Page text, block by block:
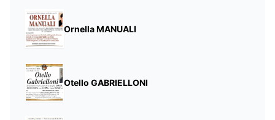
Ornella MANUALI
Otello GABRIELLONI